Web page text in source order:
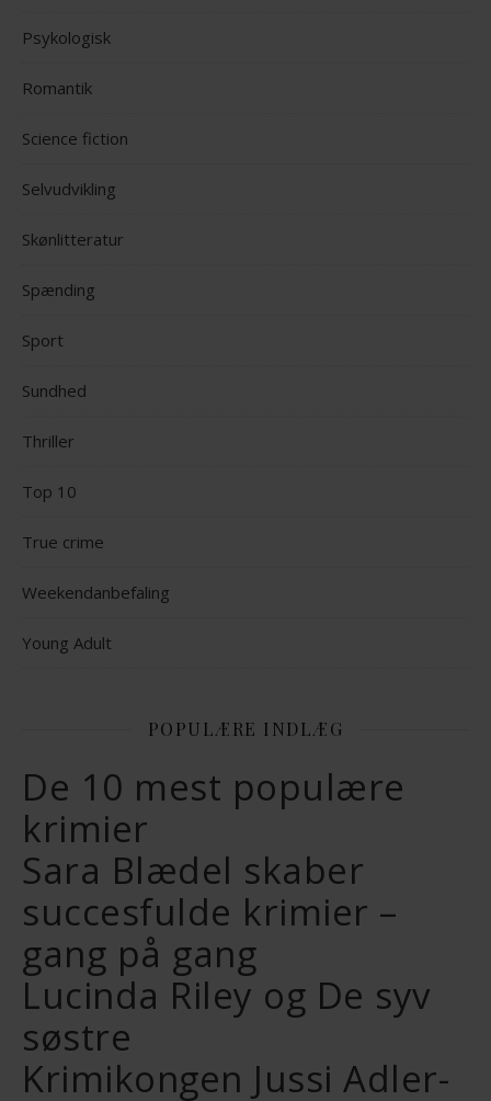
Psykologisk
Romantik
Science fiction
Selvudvikling
Skønlitteratur
Spænding
Sport
Sundhed
Thriller
Top 10
True crime
Weekendanbefaling
Young Adult
POPULÆRE INDLÆG
De 10 mest populære
krimier
Sara Blædel skaber
succesfulde krimier –
gang på gang
Lucinda Riley og De syv
søstre
Krimikongen Jussi Adler-